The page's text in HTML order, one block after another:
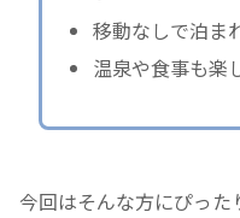
移動なしで泊ま
温泉や食事も楽
今回はそんな方にぴっ